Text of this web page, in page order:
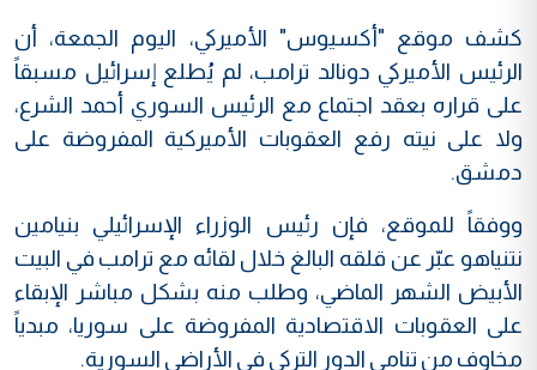
كشف موقع "أكسيوس" الأميركي، اليوم الجمعة، أن
الرئيس الأميركي دونالد ترامب، لم يُطلع إسرائيل مسبقاً
على قراره بعقد اجتماع مع الرئيس السوري أحمد الشرع،
ولا على نيته رفع العقوبات الأميركية المفروضة على
دمشق.
ووفقاً للموقع، فإن رئيس الوزراء الإسرائيلي بنيامين
نتنياهو عبّر عن قلقه البالغ خلال لقائه مع ترامب في البيت
الأبيض الشهر الماضي، وطلب منه بشكل مباشر الإبقاء
على العقوبات الاقتصادية المفروضة على سوريا، مبدياً
مخاوف من تنامي الدور التركي في الأراضي السورية.